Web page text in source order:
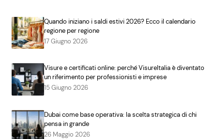
Quando iniziano i saldi estivi 2026? Ecco il calendario
regione per regione
17 Giugno 2026
Visure e certificati online: perché VisureItalia è diventato
un riferimento per professionisti e imprese
15 Giugno 2026
Dubai come base operativa: la scelta strategica di chi
pensa in grande
26 Maggio 2026